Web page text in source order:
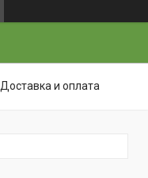
Доставка и оплата